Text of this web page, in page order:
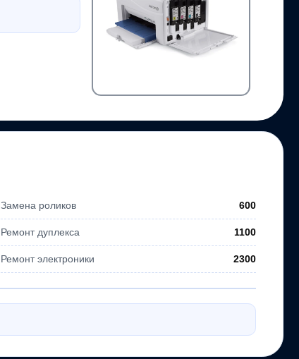
Замена роликов 600
Ремонт дуплекса 1100
Ремонт электроники 2300